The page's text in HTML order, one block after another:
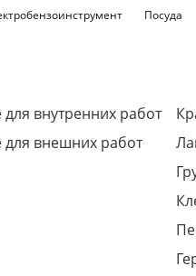
Посуда
внутренних работ
внешних работ